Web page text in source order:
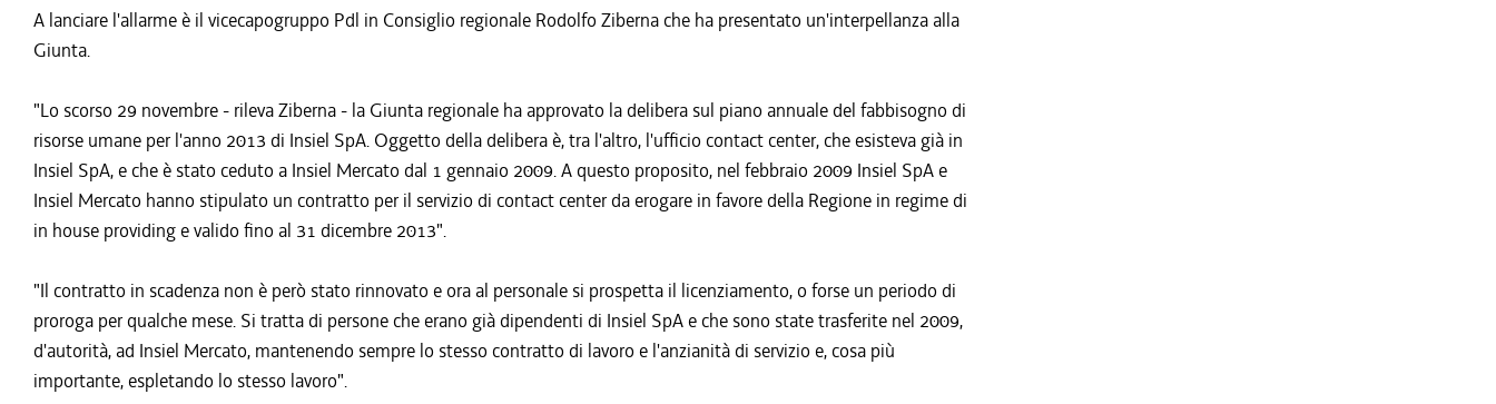
A lanciare l'allarme è il vicecapogruppo Pdl in Consiglio regionale Rodolfo Ziberna che ha presentato un'interpellanza alla
Giunta.
"Lo scorso 29 novembre - rileva Ziberna - la Giunta regionale ha approvato la delibera sul piano annuale del fabbisogno di
risorse umane per l'anno 2013 di Insiel SpA. Oggetto della delibera è, tra l'altro, l'ufficio contact center, che esisteva già in
Insiel SpA, e che è stato ceduto a Insiel Mercato dal 1 gennaio 2009. A questo proposito, nel febbraio 2009 Insiel SpA e
Insiel Mercato hanno stipulato un contratto per il servizio di contact center da erogare in favore della Regione in regime di
in house providing e valido fino al 31 dicembre 2013".
"Il contratto in scadenza non è però stato rinnovato e ora al personale si prospetta il licenziamento, o forse un periodo di
proroga per qualche mese. Si tratta di persone che erano già dipendenti di Insiel SpA e che sono state trasferite nel 2009,
d'autorità, ad Insiel Mercato, mantenendo sempre lo stesso contratto di lavoro e l'anzianità di servizio e, cosa più
importante, espletando lo stesso lavoro".